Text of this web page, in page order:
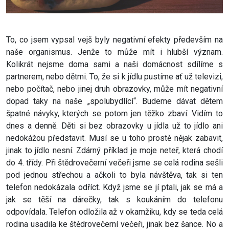
To, co jsem vypsal vejš byly negativní efekty především na
naše organismus. Jenže to může mít i hlubší význam.
Kolikrát nejsme doma sami a naši domácnost sdílíme s
partnerem, nebo dětmi. To, že si k jídlu pustíme ať už televizi,
nebo počítač, nebo jinej druh obrazovky, může mít negativní
dopad taky na naše „spolubydlící“. Budeme dávat dětem
špatné návyky, kterých se potom jen těžko zbaví. Vidím to
dnes a denně. Děti si bez obrazovky u jídla už to jídlo ani
nedokážou představit. Musí se u toho prostě nějak zabavit,
jinak to jídlo nesní. Zdárný příklad je moje neteř, která chodí
do 4. třídy. Při štědrovečerní večeři jsme se celá rodina sešli
pod jednou střechou a ačkoli to byla návštěva, tak si ten
telefon nedokázala odříct. Když jsme se jí ptali, jak se má a
jak se těší na dárečky, tak s koukáním do telefonu
odpovídala. Telefon odložila až v okamžiku, kdy se teda celá
rodina usadila ke štědrovečerní večeři, jinak bez šance. No a